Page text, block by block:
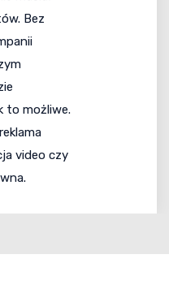
Bez
to możliwe.
video czy